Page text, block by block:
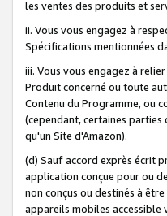
les ventes des produits et
ii. Vous vous engagez à
Spécifications mentionnées
iii. Vous vous engagez à
Produit concerné ou toute
Contenu du Programme, ou
(cependant, certaines
qu'un Site d'Amazon).
(d) Sauf accord exprès écrit
application conçue pour ou
non conçus ou destinés à
appareils mobiles